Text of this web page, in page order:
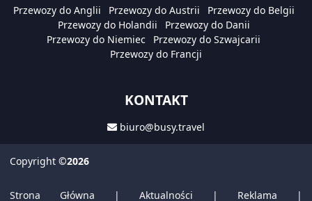
Przewozy do Anglii Przewozy do Austrii
Przewozy do Belgii
Przewozy do Holandii
Przewozy do Danii
Przewozy do Niemiec
Przewozy do Szwajcarii
Przewozy do Francji
KONTAKT
biuro@busy.travel
Copyright ©2026
Strona Główna | Aktualności | Reklama |